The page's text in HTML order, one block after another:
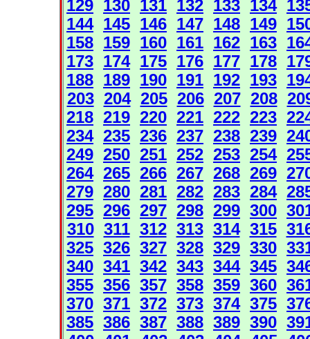
129 130 131 132 133 134
144 145 146 147 148 149
158 159 160 161 162 163
173 174 175 176 177 178
188 189 190 191 192 193
203 204 205 206 207 208
218 219 220 221 222 223
234 235 236 237 238 239
249 250 251 252 253 254
264 265 266 267 268 269
279 280 281 282 283 284
295 296 297 298 299 300
310 311 312 313 314 315
325 326 327 328 329 330
340 341 342 343 344 345
355 356 357 358 359 360
370 371 372 373 374 375
385 386 387 388 389 390